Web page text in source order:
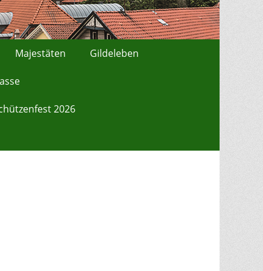
Majestäten Gildeleben
2026